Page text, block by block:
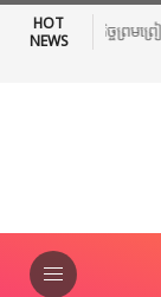
HOT
NEWS
មេដឹកនាំស